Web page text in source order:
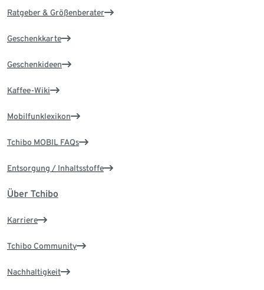
Ratgeber & Größenberater
Geschenkkarte
Geschenkideen
Kaffee-Wiki
Mobilfunklexikon
Tchibo MOBIL FAQs
Entsorgung / Inhaltsstoffe
Über Tchibo
Karriere
Tchibo Community
Nachhaltigkeit